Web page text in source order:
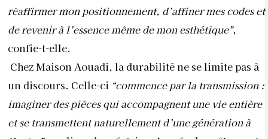
réaffirmer mon positionnement, d’affiner mes codes et
de revenir à l’essence même de mon esthétique”,
confie-t-elle.
Chez Maison Aouadi, la durabilité ne se limite pas à
un discours. Celle-ci “commence par la transmission :
imaginer des pièces qui accompagnent une vie entière
et se transmettent naturellement d’une génération à